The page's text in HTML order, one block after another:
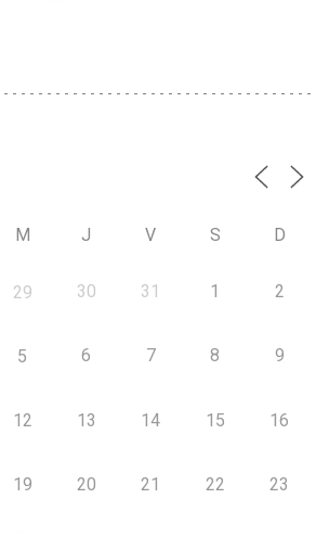
M J V S D
29 30 31 1 2
5 6 7 8 9
12 13 14 15 16
19 20 21 22 23